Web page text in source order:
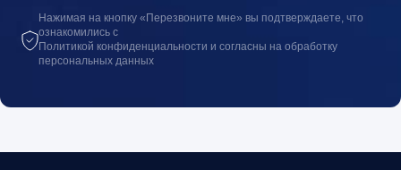
Нажимая на кнопку «Перезвоните мне» вы подтверждаете, что
ознакомились с
Политикой конфиденциальности и согласны на обработку
персональных данных